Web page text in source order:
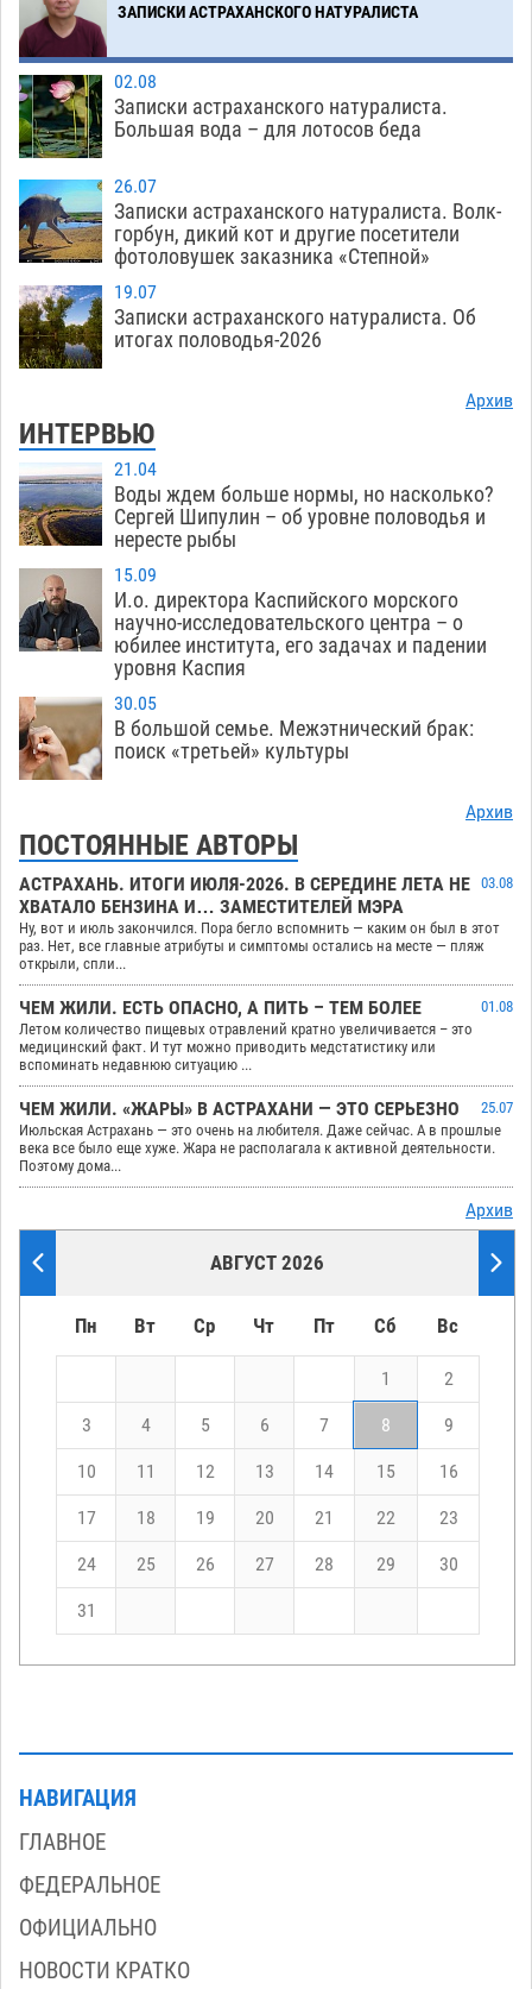
к 40-градусному пределу
06.08
ЗАПИСКИ АСТРАХАНСКОГО НАТУРАЛИСТА
02.08
Записки астраханского натуралиста.
Большая вода – для лотосов беда
26.07
Записки астраханского натуралиста. Волк-
горбун, дикий кот и другие посетители
фотоловушек заказника «Степной»
19.07
Записки астраханского натуралиста. Об
итогах половодья-2026
Архив
ИНТЕРВЬЮ
21.04
Воды ждем больше нормы, но насколько?
Сергей Шипулин – об уровне половодья и
нересте рыбы
15.09
И.о. директора Каспийского морского
научно-исследовательского центра – о
юбилее института, его задачах и падении
уровня Каспия
30.05
В большой семье. Межэтнический брак:
поиск «третьей» культуры
Архив
ПОСТОЯННЫЕ АВТОРЫ
АСТРАХАНЬ. ИТОГИ ИЮЛЯ-2026. В СЕРЕДИНЕ ЛЕТА НЕ
ХВАТАЛО БЕНЗИНА И… ЗАМЕСТИТЕЛЕЙ МЭРА
03.08
Ну, вот и июль закончился. Пора бегло вспомнить — каким он был в этот
раз. Нет, все главные атрибуты и симптомы остались на месте — пляж
открыли, спли...
ЧЕМ ЖИЛИ. ЕСТЬ ОПАСНО, А ПИТЬ – ТЕМ БОЛЕЕ
01.08
Летом количество пищевых отравлений кратно увеличивается – это
медицинский факт. И тут можно приводить медстатистику или
вспоминать недавнюю ситуацию ...
ЧЕМ ЖИЛИ. «ЖАРЫ» В АСТРАХАНИ — ЭТО СЕРЬЕЗНО
25.07
Июльская Астрахань — это очень на любителя. Даже сейчас. А в прошлые
века все было еще хуже. Жара не располагала к активной деятельности.
Поэтому дома...
Архив
АВГУСТ 2026
Пн Вт Ср Чт Пт Сб Вс
1 2
3 4 5 6 7 8 9
10 11 12 13 14 15 16
17 18 19 20 21 22 23
24 25 26 27 28 29 30
31
НАВИГАЦИЯ
ГЛАВНОЕ
ФЕДЕРАЛЬНОЕ
ОФИЦИАЛЬНО
НОВОСТИ КРАТКО